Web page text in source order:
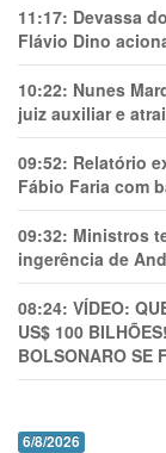
11:17: Devassa
Flávio Dino
10:22: Nunes
juiz auxiliar e
09:52: Relatório
Fábio Faria com
09:32: Ministros
ingerência de
08:24: VÍDEO:
US$ 100
BOLSONARO SE
6/8/2026